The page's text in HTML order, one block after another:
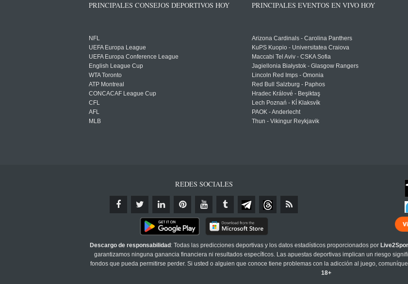
PRINCIPALES CONSEJOS DEPORTIVOS HOY
NFL
UEFA Europa League
UEFA Europa Conference League
English League Cup
WTA Toronto
ATP Montreal
CONCACAF League Cup
CFL
AFL
MLB
PRINCIPALES EVENTOS EN VIVO HOY
Arizona Cardinals - Carolina Panthers
KuPS Kuopio - Universitatea Craiova
Maccabi Tel Aviv - CSKA Sofia
Jagiellonia Białystok - Glasgow Rangers
Lincoln Red Imps - Omonia
Red Bull Salzburg - Paphos
Hradec Králové - Beşiktaş
Lech Poznań - KÍ Klaksvík
PAOK - Anderlecht
Thun - Vikingur Reykjavik
REDES SOCIALES
Descargo de responsabilidad : Todas las predicciones deportivas y los datos estadísticos proporcionados por
garantizamos ninguna ganancia financiera ni resultados específicos. Las apuestas deportivas implican un riesgo
fondos que pueda permitirse perder. Si usted o alguien que conoce tiene problemas con la adicción al juego,
18+